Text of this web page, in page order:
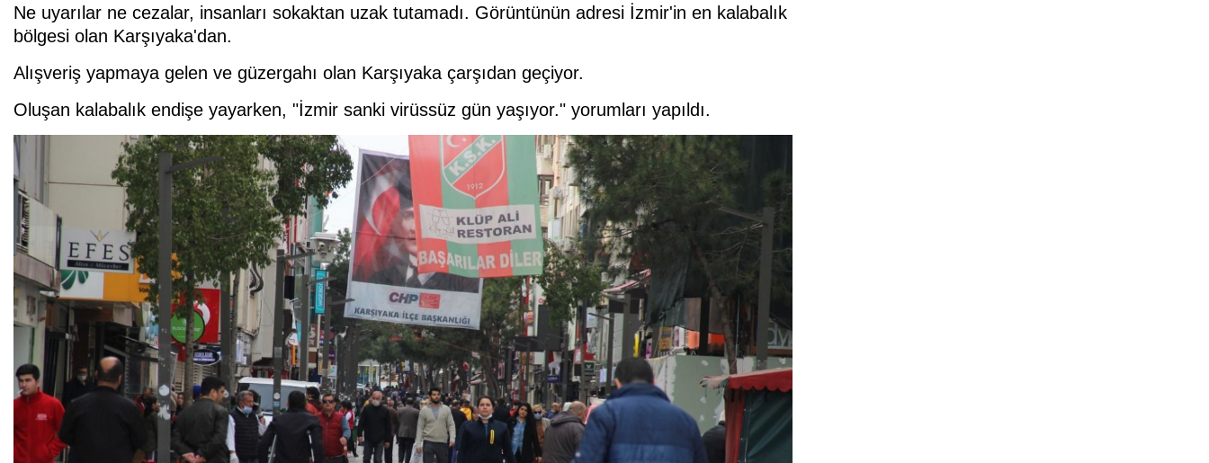
Ne uyarılar ne cezalar, insanları sokaktan uzak tutamadı. Görüntünün adresi İzmir'in en kalabalık
bölgesi olan Karşıyaka'dan.
Alışveriş yapmaya gelen ve güzergahı olan Karşıyaka çarşıdan geçiyor.
Oluşan kalabalık endişe yayarken, "İzmir sanki virüssüz gün yaşıyor." yorumları yapıldı.